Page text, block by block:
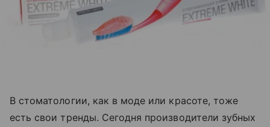
В стоматологии, как в моде или красоте, тоже
есть свои тренды. Сегодня производители зубных